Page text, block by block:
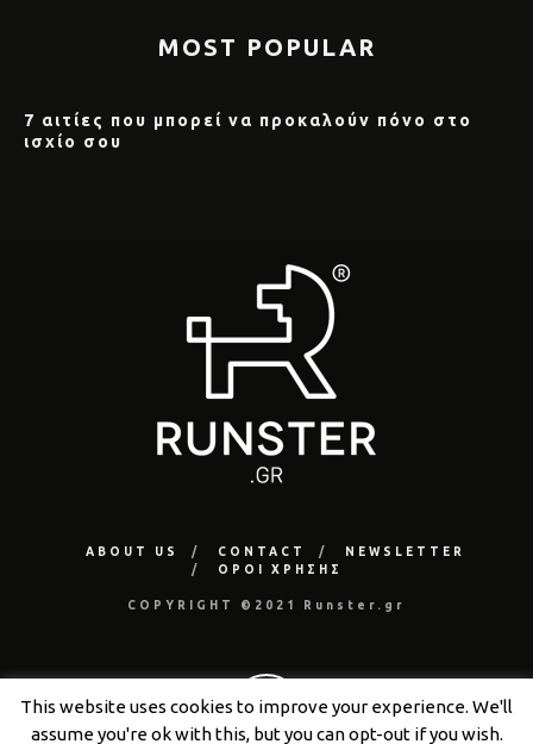
MOST POPULAR
7 αιτίες που μπορεί να προκαλούν πόνο στο
ισχίο σου
ABOUT US CONTACT
NEWSLETTER
ΟΡΟΙ ΧΡΗΣΗΣ
COPYRIGHT ©2021 Runster.gr
This website uses cookies to improve your experience. We'll
assume you're ok with this, but you can opt-out if you wish.